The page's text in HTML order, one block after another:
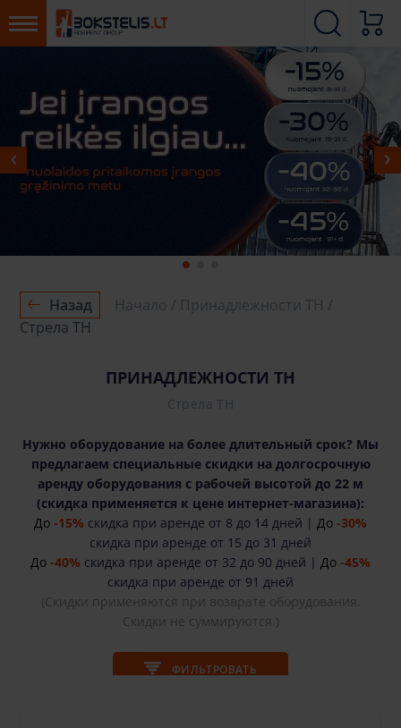
СМОТРЕТЬ БОЛЬШЕ
Назад Начало
Принадлежности ТН
Стрела ТН
ПРИНАДЛЕЖНОСТИ ТН
Стрела ТН
Нужно оборудование на более длительный срок? Мы
предлагаем специальные скидки на долгосрочную
аренду оборудования с рабочей высотой до 22 м
(cкидка применяется к цене интернет-магазина):
До -15% скидка при аренде от 8 до 14 дней | До -30%
скидка при аренде от 15 до 31 дней
До -40% скидка при аренде от 32 до 90 дней | До -45%
скидка при аренде от 91 дней
(Скидки применяются при возврате оборудования.
Скидки не суммируются.)
ФИЛЬТРОВАТЬ